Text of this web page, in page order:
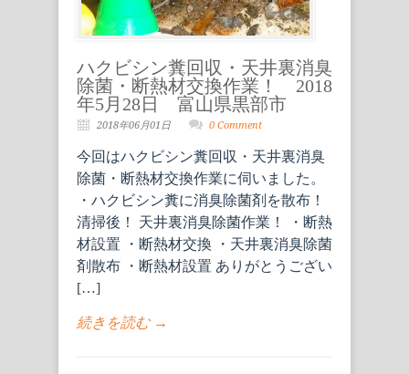
ハクビシン糞回収・天井裏消臭
除菌・断熱材交換作業！ 2018
年5月28日 富山県黒部市
2018年06月01日 0 Comment
今回はハクビシン糞回収・天井裏消臭
除菌・断熱材交換作業に伺いました。
・ハクビシン糞に消臭除菌剤を散布！
清掃後！ 天井裏消臭除菌作業！ ・断熱
材設置 ・断熱材交換 ・天井裏消臭除菌
剤散布 ・断熱材設置 ありがとうござい
[…]
続きを読む →